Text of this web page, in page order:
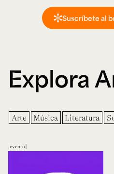
Suscríbete al
Explora
Arte Música Literatura
evento